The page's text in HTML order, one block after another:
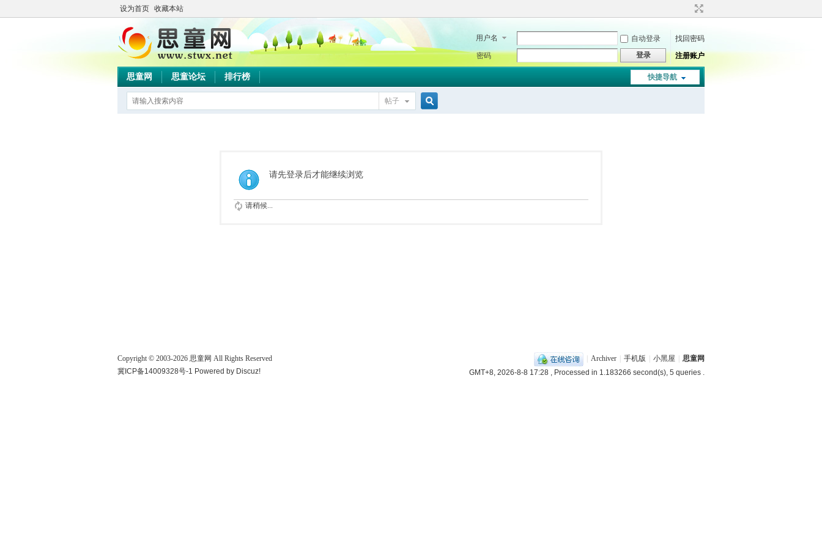
设为首页 收藏本站
用户名 自动登录
找回密码
密码
登录 注册账户
快捷导航
思童网 思童论坛 排行榜
帖子
请先登录后才能继续浏览
请稍候...
Archiver 手机版 小黑屋
思童网
GMT+8, 2026-8-8 17:28 , Processed in 1.183266 second(s), 5 queries .
Copyright © 2003-2026 思童网 All Rights Reserved
冀ICP备14009328号-1 Powered by Discuz!